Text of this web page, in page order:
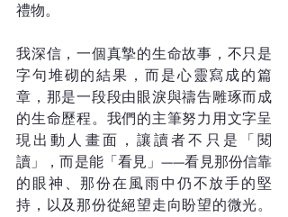
禮物。
我深信，一個真摯的生命故事，不只是
字句堆砌的結果，而是心靈寫成的篇
章，那是一段段由眼淚與禱告雕琢而成
的生命歷程。我們的主筆努力用文字呈
現出動人畫面，讓讀者不只是「閱
讀」，而是能「看見」——看見那份信靠
的眼神、那份在風雨中仍不放手的堅
持，以及那份從絕望走向盼望的微光。